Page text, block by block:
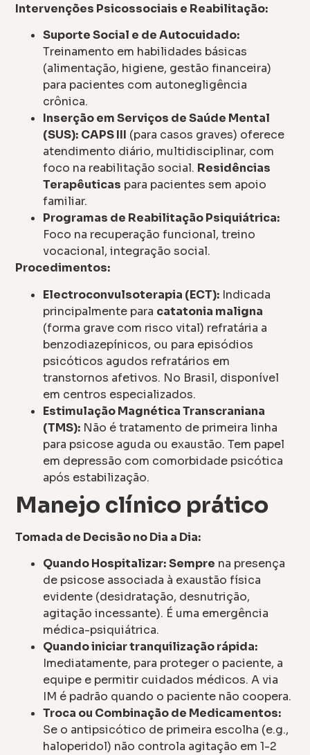
Intervenções Psicossociais e Reabilitação:
Suporte Social e de Autocuidado:
Treinamento em habilidades básicas
(alimentação, higiene, gestão financeira)
para pacientes com autonegligência
crônica.
Inserção em Serviços de Saúde Mental
(SUS): CAPS III (para casos graves) oferece
atendimento diário, multidisciplinar, com
foco na reabilitação social. Residências
Terapêuticas para pacientes sem apoio
familiar.
Programas de Reabilitação Psiquiátrica:
Foco na recuperação funcional, treino
vocacional, integração social.
Procedimentos:
Electroconvulsoterapia (ECT): Indicada
principalmente para catatonia maligna
(forma grave com risco vital) refratária a
benzodiazepínicos, ou para episódios
psicóticos agudos refratários em
transtornos afetivos. No Brasil, disponível
em centros especializados.
Estimulação Magnética Transcraniana
(TMS): Não é tratamento de primeira linha
para psicose aguda ou exaustão. Tem papel
em depressão com comorbidade psicótica
após estabilização.
Manejo clínico prático
Tomada de Decisão no Dia a Dia:
Quando Hospitalizar: Sempre na presença
de psicose associada à exaustão física
evidente (desidratação, desnutrição,
agitação incessante). É uma emergência
médica-psiquiátrica.
Quando iniciar tranquilização rápida:
Imediatamente, para proteger o paciente, a
equipe e permitir cuidados médicos. A via
IM é padrão quando o paciente não coopera.
Troca ou Combinação de Medicamentos:
Se o antipsicótico de primeira escolha (e.g.,
haloperidol) não controla agitação em 1-2